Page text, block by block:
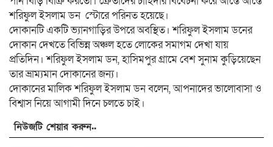
শরিফুল ইসলাম ডন স্টোরে পরিনত হয়েছে।
দোকানটি একটি ভ্যানগাড়ির উপরে অবস্থিত। শরিফুল ইসলাম ডনের
দোকান দেখতে বিভিন্ন অঞ্চল হতে লোকের সমাগম দেখা যায়
প্রতিদিন। শরিফুল ইসলাম ডন, হাসিমপুর গ্রামে বেশ সুনাম কুড়িয়েছেন
তার ভ্রাম্যমান দোকানের জন্য।
দোকানের মালিক শরিফুল ইসলাম ডন বলেন, আপনাদের ভালোবাসা ও
বিশ্বাস নিয়ে আগামী দিনে চলতে চাই।
নিউজটি শেয়ার করুন..